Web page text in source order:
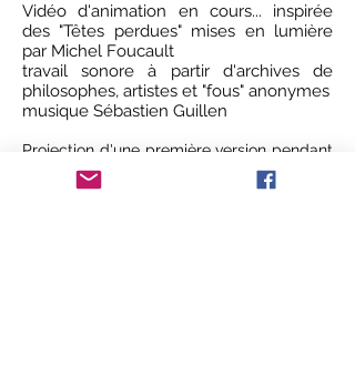
Vidéo d'animation en cours... inspirée
des "Têtes perdues" mises en lumière
par Michel Foucault
travail sonore à partir d'archives de
philosophes, artistes et "fous" anonymes
musique Sébastien Guillen
Projection d'une première version pendant
le Festival Le Labyrinthe de la Folie
(Ardèche, 2016)